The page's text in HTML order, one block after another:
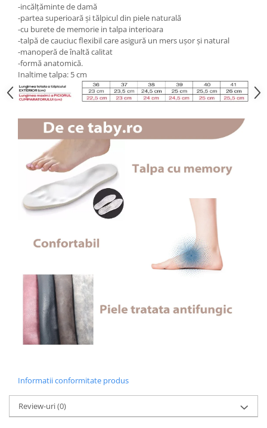
-incălţăminte de damă
-partea superioară şi tălpicul din piele naturală
-cu burete de memorie in talpa interioara
-talpă de cauciuc flexibil care asigură un mers uşor şi natural
-manoperă de înaltă calitat
-formă anatomică.
Inaltime talpa: 5 cm
Informatii conformitate produs
Review-uri(0)